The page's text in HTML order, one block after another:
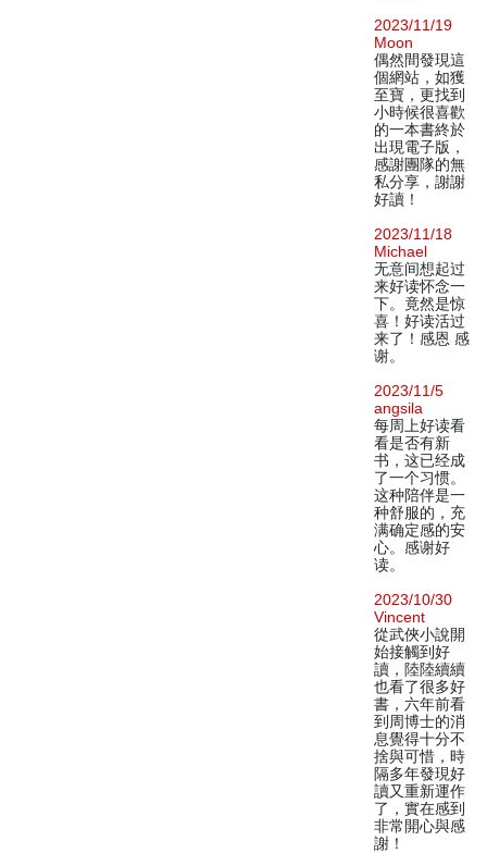
2023/11/19
Moon
偶然間發現這
個網站，如獲
至寶，更找到
小時候很喜歡
的一本書終於
出現電子版，
感謝團隊的無
私分享，謝謝
好讀！
2023/11/18
Michael
无意间想起过
来好读怀念一
下。竟然是惊
喜！好读活过
来了！感恩 感
谢。
2023/11/5
angsila
每周上好读看
看是否有新
书，这已经成
了一个习惯。
这种陪伴是一
种舒服的，充
满确定感的安
心。感谢好
读。
2023/10/30
Vincent
從武俠小說開
始接觸到好
讀，陸陸續續
也看了很多好
書，六年前看
到周博士的消
息覺得十分不
捨與可惜，時
隔多年發現好
讀又重新運作
了，實在感到
非常開心與感
謝！